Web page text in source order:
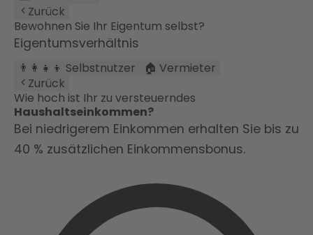
Zurück
Bewohnen Sie Ihr Eigentum selbst?
Eigentumsverhältnis
👨‍👩‍👧‍👦 Selbstnutzer
🏠 Vermieter
Zurück
Wie hoch ist Ihr zu versteuerndes
Haushaltseinkommen?
Bei niedrigerem Einkommen erhalten Sie bis zu
40 % zusätzlichen Einkommensbonus.